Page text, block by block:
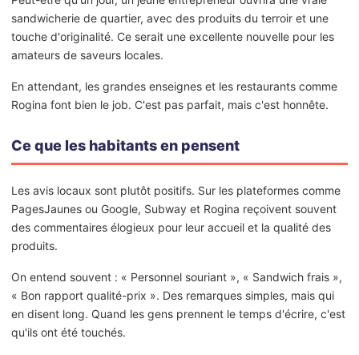
sandwicherie de quartier, avec des produits du terroir et une
touche d'originalité. Ce serait une excellente nouvelle pour les
amateurs de saveurs locales.
En attendant, les grandes enseignes et les restaurants comme
Rogina font bien le job. C'est pas parfait, mais c'est honnête.
Ce que les habitants en pensent
Les avis locaux sont plutôt positifs. Sur les plateformes comme
PagesJaunes ou Google, Subway et Rogina reçoivent souvent
des commentaires élogieux pour leur accueil et la qualité des
produits.
On entend souvent : « Personnel souriant », « Sandwich frais »,
« Bon rapport qualité-prix ». Des remarques simples, mais qui
en disent long. Quand les gens prennent le temps d'écrire, c'est
qu'ils ont été touchés.